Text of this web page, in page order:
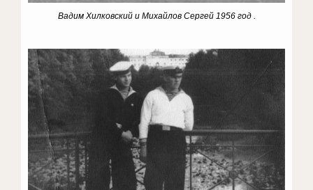
Вадим Хилковский и Михайлов Сергей 1956 год .